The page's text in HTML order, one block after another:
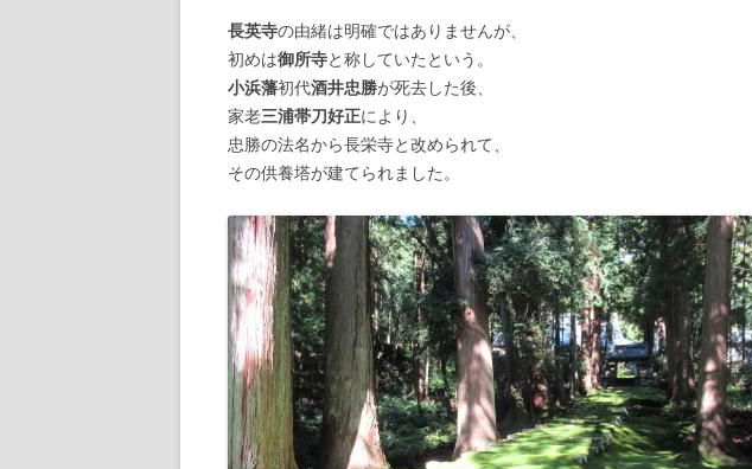
●名水百選
●日本100名城
●キリシタン関連
●銘菓･名物
●情報募集
【諸藩藩庁】九州/沖縄地方
【幕府拠点】
【朝廷】
長英寺の由緒は明確ではありませんが、
初めは御所寺と称していたという。
小浜藩初代酒井忠勝が死去した後、
家老三浦帯刀好正により、
忠勝の法名から長栄寺と改められて、
その供養塔が建てられました。